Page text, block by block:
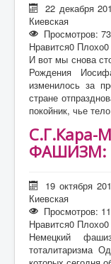
22 декабря
Киевская
Просмотров:
Нравится0 Плохо0
И вот мы снова
Рождения
изменилось за
стране
покойник, чье
ФАШИЗМ:
19 октября
Киевская
Просмотров:
Нравится0 Плохо0
Немецкий
тоталитаризма